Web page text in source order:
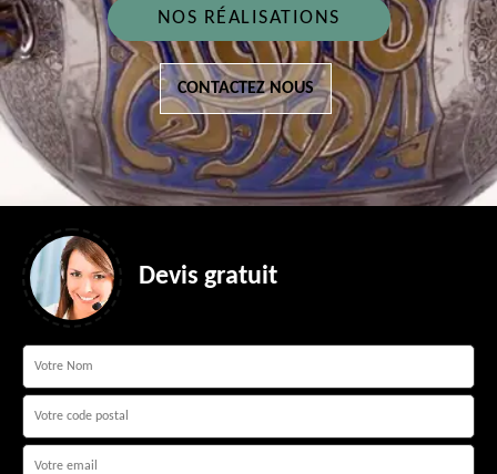
NOS RÉALISATIONS
CONTACTEZ NOUS
Devis gratuit